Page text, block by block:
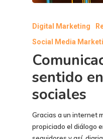
Digital Marketing
Social Media
sentido
sociales
Gracias a un internet
propiciado el diálogo